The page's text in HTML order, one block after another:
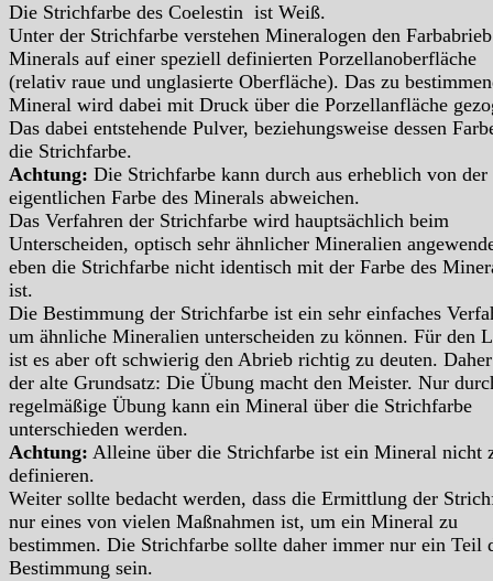
Die Strichfarbe des Coelestin ist Weiß.
Unter der Strichfarbe verstehen Mineralogen den
Minerals auf einer speziell definierten Porzellanoberfläche
(relativ raue und unglasierte Oberfläche). Das zu
Mineral wird dabei mit Druck über die Porzellanfläche
Das dabei entstehende Pulver, beziehungsweise dessen
die Strichfarbe.
Achtung: Die Strichfarbe kann durch aus erheblich von der
eigentlichen Farbe des Minerals abweichen.
Das Verfahren der Strichfarbe wird hauptsächlich beim
Unterscheiden, optisch sehr ähnlicher Mineralien
eben die Strichfarbe nicht identisch mit der Farbe des
ist.
Die Bestimmung der Strichfarbe ist ein sehr einfaches
um ähnliche Mineralien unterscheiden zu können. Für den
ist es aber oft schwierig den Abrieb richtig zu deuten.
der alte Grundsatz: Die Übung macht den Meister. Nur
regelmäßige Übung kann ein Mineral über die Strichfarbe
unterschieden werden.
Achtung: Alleine über die Strichfarbe ist ein Mineral nicht
definieren.
Weiter sollte bedacht werden, dass die Ermittlung der
nur eines von vielen Maßnahmen ist, um ein Mineral zu
bestimmen. Die Strichfarbe sollte daher immer nur ein Teil
Bestimmung sein.